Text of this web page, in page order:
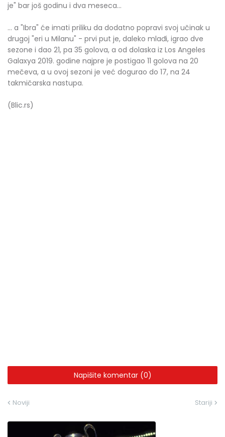
je" bar još godinu i dva meseca...
... a "Ibra" će imati priliku da dodatno popravi svoj učinak u
drugoj "eri u Milanu" - prvi put je, daleko mlađi, igrao dve
sezone i dao 21, pa 35 golova, a od dolaska iz Los Angeles
Galaxya 2019. godine najpre je postigao 11 golova na 20
mečeva, a u ovoj sezoni je već dogurao do 17, na 24
takmičarska nastupa.
(Blic.rs)
Napišite komentar (0)
Noviji Stariji